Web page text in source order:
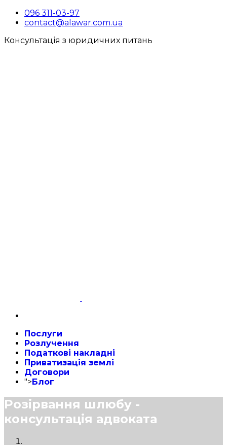
096 311-03-97
contact@alawar.com.ua
Консультація з юридичних питань
Послуги
Розлучення
Податкові накладні
Приватизація землі
Договори
">Блог
Розірвання шлюбу -
консультація адвоката